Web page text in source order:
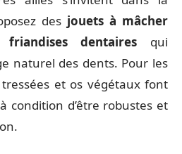
des jouets à mâcher
friandises dentaires qui
naturel des dents. Pour les
et os végétaux font
condition d’être robustes et